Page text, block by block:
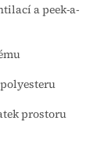
a peek-a-
prostoru